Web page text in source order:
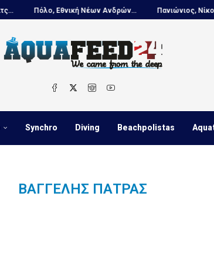
Πόλο, Εθνική Νέων Ανδρών... Πανιώνιος, Νίκος
Synchro Diving Beachpolistas
ΒΑΓΓΈΛΗΣ ΠΆΤΡΑΣ